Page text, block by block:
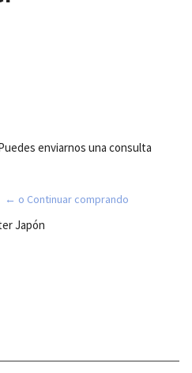
enviarnos una consulta
← o Continuar comprando
Japón